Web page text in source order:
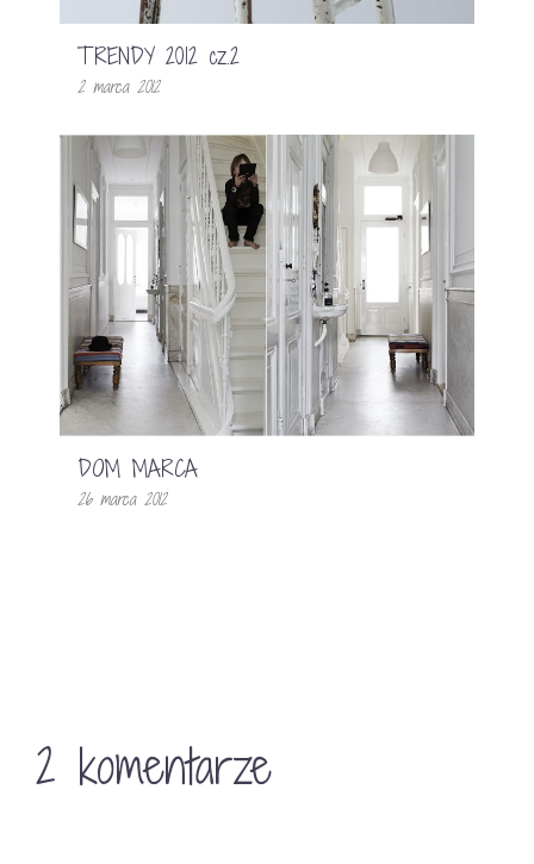
TRENDY 2012 cz.2
2 marca 2012
DOM MARCA
26 marca 2012
2 komentarze